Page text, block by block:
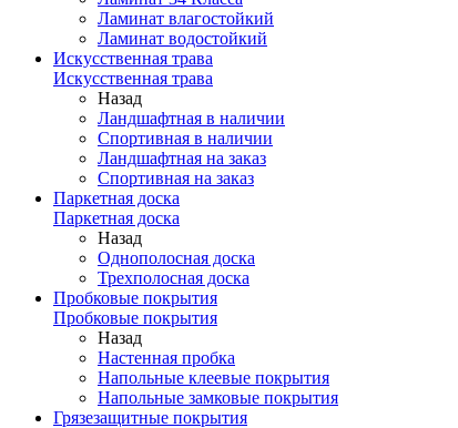
Ламинат влагостойкий
Ламинат водостойкий
Искусственная трава
Искусственная трава
Назад
Ландшафтная в наличии
Спортивная в наличии
Ландшафтная на заказ
Спортивная на заказ
Паркетная доска
Паркетная доска
Назад
Однополосная доска
Трехполосная доска
Пробковые покрытия
Пробковые покрытия
Назад
Настенная пробка
Напольные клеевые покрытия
Напольные замковые покрытия
Грязезащитные покрытия